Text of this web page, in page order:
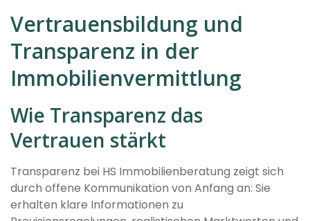
Vertrauensbildung und
Transparenz in der
Immobilienvermittlung
Wie Transparenz das
Vertrauen stärkt
Transparenz bei HS Immobilienberatung zeigt sich
durch offene Kommunikation von Anfang an: Sie
erhalten klare Informationen zu